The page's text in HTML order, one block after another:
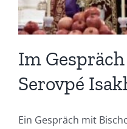
Im
Serovpé
Ein Gespräch mit